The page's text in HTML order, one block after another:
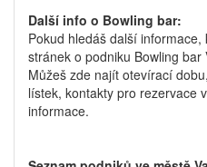
Další info o Bowling bar:
Pokud hledáš další
stránek o podniku Bowling bar
Můžeš zde najít otevírací
lístek, kontakty pro rezervace
informace.